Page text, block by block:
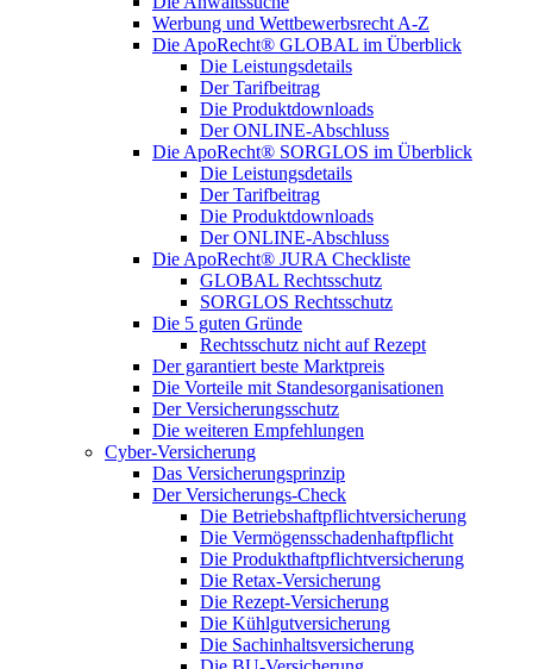
Werbung und Wettbewerbsrecht A-Z
Die ApoRecht® GLOBAL im Überblick
Die Leistungsdetails
Der Tarifbeitrag
Die Produktdownloads
Der ONLINE-Abschluss
Die ApoRecht® SORGLOS im Überblick
Die Leistungsdetails
Der Tarifbeitrag
Die Produktdownloads
Der ONLINE-Abschluss
Die ApoRecht® JURA Checkliste
GLOBAL Rechtsschutz
SORGLOS Rechtsschutz
Die 5 guten Gründe
Rechtsschutz nicht auf Rezept
Der garantiert beste Marktpreis
Die Vorteile mit Standesorganisationen
Der Versicherungsschutz
Die weiteren Empfehlungen
Cyber-Versicherung
Das Versicherungsprinzip
Der Versicherungs-Check
Die Betriebshaftpflichtversicherung
Die Vermögensschadenhaftpflicht
Die Produkthaftpflichtversicherung
Die Retax-Versicherung
Die Rezept-Versicherung
Die Kühlgutversicherung
Die Sachinhaltsversicherung